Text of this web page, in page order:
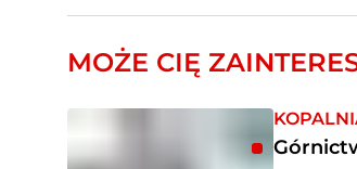
MOŻE CIĘ